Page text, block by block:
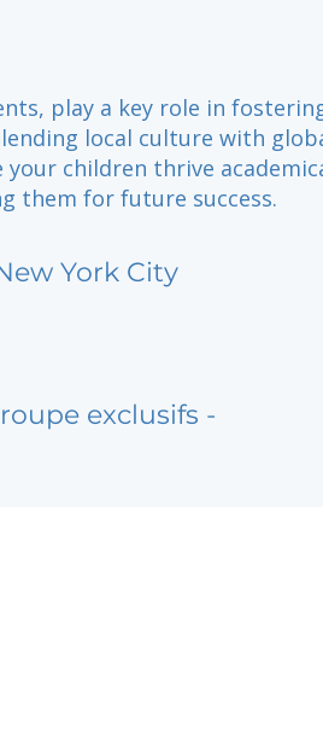
play a key role in
local culture with
your children thrive
them for future success.
York City
exclusifs -